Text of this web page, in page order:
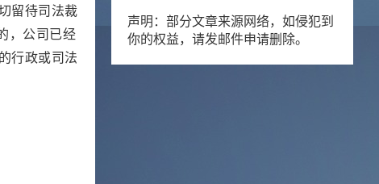
留待司法裁
，公司已经
行政或司法
声明：部分文章来源网络，如侵犯到
你的权益，请发邮件申请删除。